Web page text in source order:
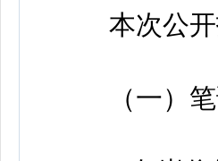
本次公开
（一）笔